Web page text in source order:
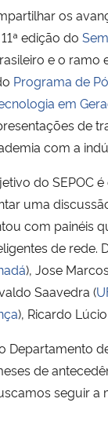
os
edição do
e o ramo
Programa de
em
de
com a
do SEPOC
uma
com painéis
de rede.
), Jose
Saavedra (
), Ricardo
Departamento
de
seguir